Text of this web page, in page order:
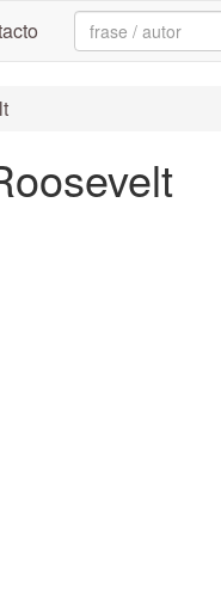
Search: